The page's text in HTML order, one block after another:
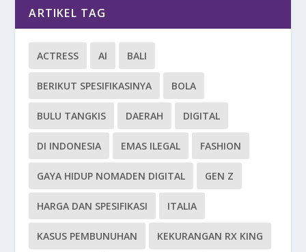
ARTIKEL TAG
ACTRESS AI BALI
BERIKUT SPESIFIKASINYA BOLA
BULU TANGKIS DAERAH DIGITAL
DI INDONESIA EMAS ILEGAL FASHION
GAYA HIDUP NOMADEN DIGITAL GEN Z
HARGA DAN SPESIFIKASI ITALIA
KASUS PEMBUNUHAN KEKURANGAN RX KING